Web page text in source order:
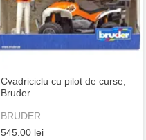
Cvadriciclu cu pilot de curse,
Bruder
BRUDER
545.00 lei